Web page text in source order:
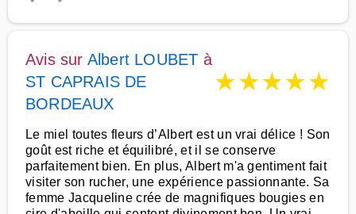
Avis sur Albert LOUBET à
ST CAPRAIS DE
BORDEAUX
★★★★★
Le miel toutes fleurs d’Albert est un vrai délice ! Son
goût est riche et équilibré, et il se conserve
parfaitement bien. En plus, Albert m'a gentiment fait
visiter son rucher, une expérience passionnante. Sa
femme Jacqueline crée de magnifiques bougies en